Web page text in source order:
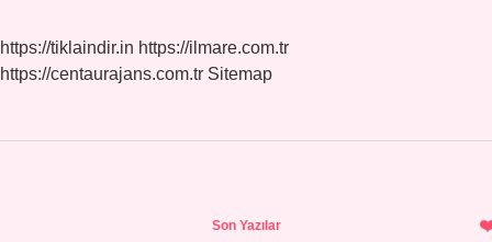
https://tiklaindir.in https://ilmare.com.tr
https://centaurajans.com.tr Sitemap
Son Yazılar